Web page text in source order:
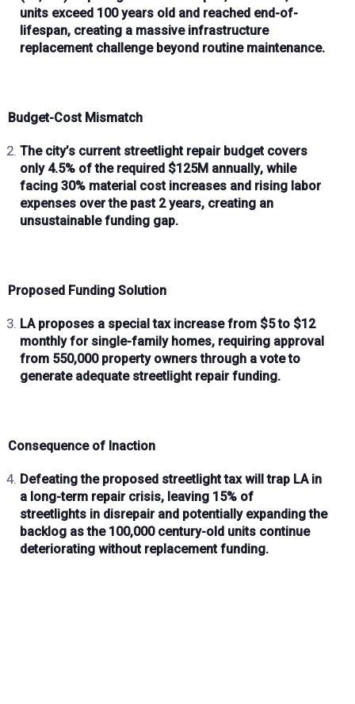
units exceed 100 years old and reached end-of-
lifespan, creating a massive infrastructure
replacement challenge beyond routine maintenance.
Budget-Cost Mismatch
The city’s current streetlight repair budget covers
only 4.5% of the required $125M annually, while
facing 30% material cost increases and rising labor
expenses over the past 2 years, creating an
unsustainable funding gap.
Proposed Funding Solution
LA proposes a special tax increasefrom $5 to $12
monthlyfor single-family homes, requiring approval
from 550,000 property ownersthrough a vote to
generate adequate streetlight repair funding.
Consequence of Inaction
Defeating the proposed streetlight tax will trap LA in
a long-term repair crisis, leaving 15% of
streetlights in disrepair and potentially expanding the
backlog as the 100,000 century-old units continue
deteriorating without replacement funding.